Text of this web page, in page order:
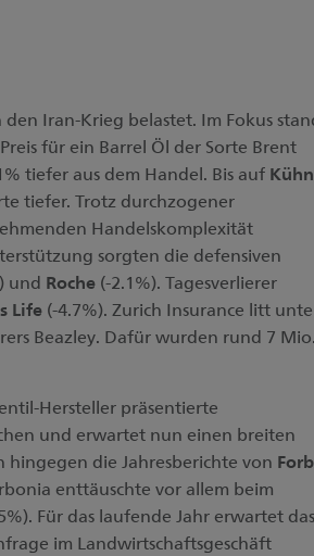
Iran-Krieg belastet. Im Fokus
für ein Barrel Öl der Sorte Brent
tiefer aus dem Handel. Bis auf
tiefer. Trotz durchzogener
Handelskomplexität
sorgten die defensiven
und Roche (-2.1%). Tagesverlierer
Life (-4.7%). Zurich Insurance litt
Beazley. Dafür wurden rund 7
Hersteller präsentierte
und erwartet nun einen breiten
die Jahresberichte von
enttäuschte vor allem beim
Für das laufende Jahr erwartet das
im Landwirtschaftsgeschäft